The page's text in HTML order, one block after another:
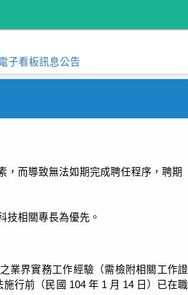
子看板訊息公告
，而導致無法如期完成聘任程序，聘期
技相關專長為優先。
業界實務工作經驗（需檢附相關工作證
行前（民國 104 年 1 月 14 日）已在職